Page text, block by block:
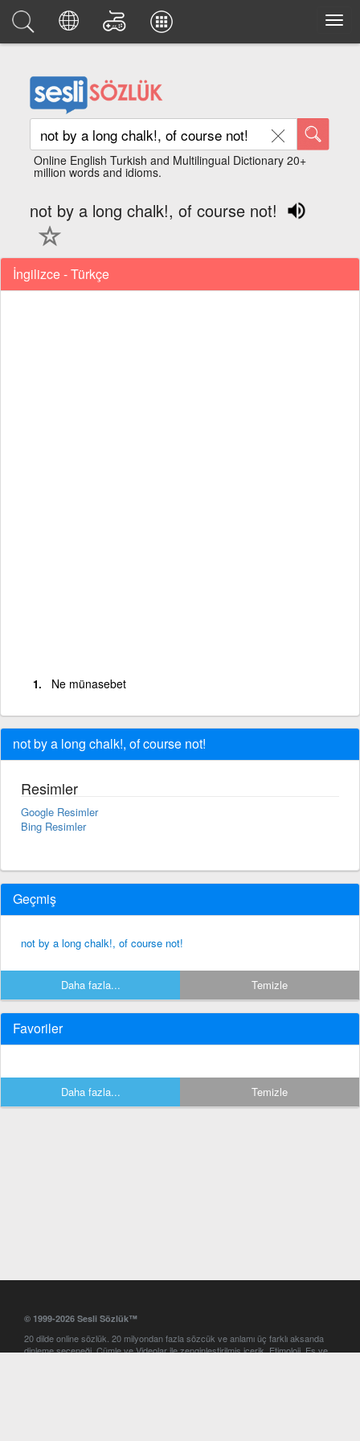
Online English Turkish and Multilingual Dictionary 20+
million words and idioms.
not by a long chalk!, of course not!
İngilizce - Türkçe
Ne münasebet
not by a long chalk!, of course not!
Resimler
Google Resimler
Bing Resimler
Geçmiş
not by a long chalk!, of course not!
Daha fazla... Temizle
Favoriler
Daha fazla... Temizle
© 1999-2026 Sesli Sözlük™
20 dilde online sözlük. 20 milyondan fazla sözcük ve anlamı üç farklı aksanda
dinleme seçeneği. Cümle ve Videolar ile zenginleştirilmiş içerik. Etimoloji, Eş ve